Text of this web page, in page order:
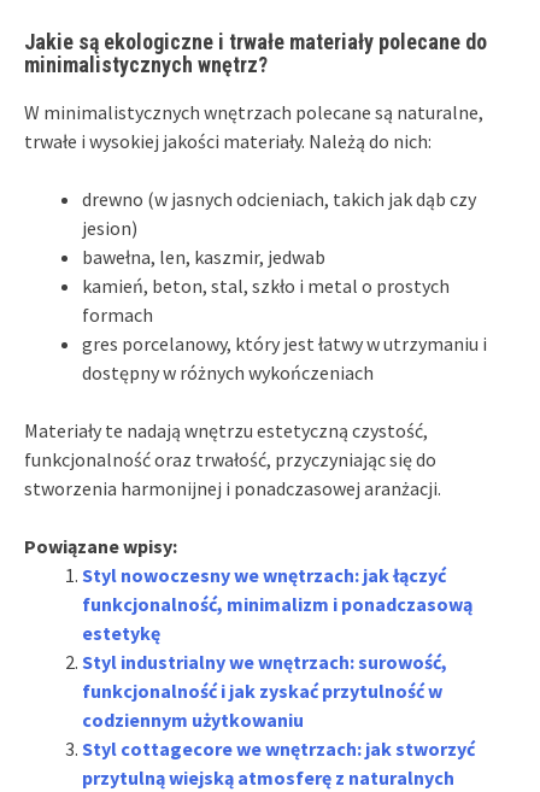
Jakie są ekologiczne i trwałe materiały polecane do
minimalistycznych wnętrz?
W minimalistycznych wnętrzach polecane są naturalne,
trwałe i wysokiej jakości materiały. Należą do nich:
drewno (w jasnych odcieniach, takich jak dąb czy
jesion)
bawełna, len, kaszmir, jedwab
kamień, beton, stal, szkło i metal o prostych
formach
gres porcelanowy, który jest łatwy w utrzymaniu i
dostępny w różnych wykończeniach
Materiały te nadają wnętrzu estetyczną czystość,
funkcjonalność oraz trwałość, przyczyniając się do
stworzenia harmonijnej i ponadczasowej aranżacji.
Powiązane wpisy:
Styl nowoczesny we wnętrzach: jak łączyć
funkcjonalność, minimalizm i ponadczasową
estetykę
Styl industrialny we wnętrzach: surowość,
funkcjonalność i jak zyskać przytulność w
codziennym użytkowaniu
Styl cottagecore we wnętrzach: jak stworzyć
przytulną wiejską atmosferę z naturalnych